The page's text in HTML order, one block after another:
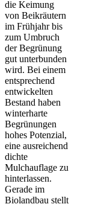
die Keimung
von Beikräutern
im Frühjahr bis
zum Umbruch
der Begrünung
gut unterbunden
wird. Bei einem
entsprechend
entwickelten
Bestand haben
winterharte
Begrünungen
hohes Potenzial,
eine ausreichend
dichte
Mulchauflage zu
hinterlassen.
Gerade im
Biolandbau stellt